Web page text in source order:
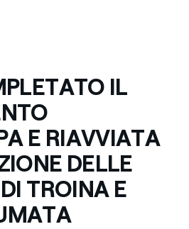
IL
E RIAVVIATA
DELLE
TROINA E